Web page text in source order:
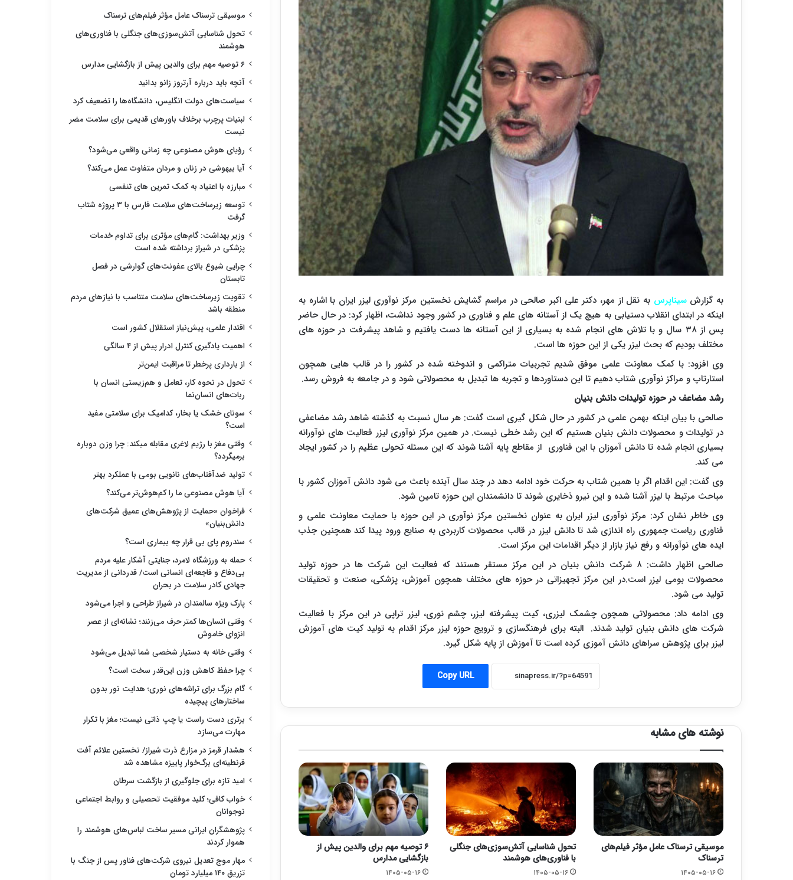
به گزارش سیناپرس به نقل از مهر، دکتر علی اکبر صالحی در مراسم گشایش نخستین مرکز نوآوری لیزر ایران با اشاره به
اینکه در ابتدای انقلاب دستیابی به هیچ یک از آستانه های علم و فناوری در کشور وجود نداشت، اظهار کرد: در حال حاضر
پس از ۳۸ سال و با تلاش های انجام شده به بسیاری از این آستانه ها دست یافتیم و شاهد پیشرفت در حوزه های
مختلف بودیم که بحث لیزر یکی از این حوزه ها است.
وی افزود: با کمک معاونت علمی موفق شدیم تجربیات متراکمی و اندوخته شده در کشور را در قالب هایی همچون
استارتاپ و مراکز نوآوری شتاب دهیم تا این دستاوردها و تجربه ها تبدیل به محصولاتی شود و در جامعه به فروش رسد.
رشد مضاعف در حوزه تولیدات دانش بنیان
صالحی با بیان اینکه بهمن علمی در کشور در حال شکل گیری است گفت: هر سال نسبت به گذشته شاهد رشد مضاعفی
در تولیدات و محصولات دانش بنیان هستیم که این رشد خطی نیست. در همین مرکز نوآوری لیزر فعالیت های نوآورانه
بسیاری انجام شده تا دانش آموزان با این فناوری از مقاطع پایه آشنا شوند که این مسئله تحولی عظیم را در کشور ایجاد
می کند.
وی گفت: این اقدام اگر با همین شتاب به حرکت خود ادامه دهد در چند سال آینده باعث می شود دانش آموزان کشور با
مباحث مرتبط با لیزر آشنا شده و این نیرو ذخایری شوند تا دانشمندان این حوزه تامین شود.
وی خاطر نشان کرد: مرکز نوآوری لیزر ایران به عنوان نخستین مرکز نوآوری در این حوزه با حمایت معاونت علمی و
فناوری ریاست جمهوری راه اندازی شد تا دانش لیزر در قالب محصولات کاربردی به صنایع ورود پیدا کند همچنین جذب
ایده های نوآورانه و رفع نیاز بازار از دیگر اقدامات این مرکز است.
صالحی اظهار داشت: ۸ شرکت دانش بنیان در این مرکز مستقر هستند که فعالیت این شرکت ها در حوزه تولید
محصولات بومی لیزر است.در این مرکز تجهیزاتی در حوزه های مختلف همچون آموزش، پزشکی، صنعت و تحقیقات
تولید می شود.
وی ادامه داد: محصولاتی همچون چشمک لیزری، کیت پیشرفته لیزر، چشم نوری، لیزر تراپی در این مرکز با فعالیت
شرکت های دانش بنیان تولید شدند. البته برای فرهنگسازی و ترویج حوزه لیزر مرکز اقدام به تولید کیت های آموزش
لیزر برای پژوهش سراهای دانش آموزی کرده است تا آموزش از پایه شکل گیرد.
Copy URL
نوشته های مشابه
موسیقی ترسناک عامل مؤثر فیلم‌های
ترسناک
۱۴۰۵-۰۵-۱۶
تحول شناسایی آتش‌سوزی‌های جنگلی
با فناوری‌های هوشمند
۱۴۰۵-۰۵-۱۶
۶ توصیه مهم برای والدین پیش از
بازگشایی مدارس
۱۴۰۵-۰۵-۱۶
موسیقی ترسناک عامل مؤثر فیلم‌های ترسناک
تحول شناسایی آتش‌سوزی‌های جنگلی با فناوری‌های
هوشمند
۶ توصیه مهم برای والدین پیش از بازگشایی مدارس
آنچه باید درباره آرتروز زانو بدانید
سیاست‌های دولت انگلیس، دانشگاه‌ها را تضعیف کرد
لبنیات پرچرب برخلاف باورهای قدیمی برای سلامت مضر
نیست
رؤیای هوش مصنوعی چه زمانی واقعی می‌شود؟
آیا بیهوشی در زنان و مردان متفاوت عمل می‌کند؟
مبارزه با اعتیاد به کمک تمرین های تنفسی
توسعه زیرساخت‌های سلامت فارس با ۳ پروژه شتاب
گرفت
وزیر بهداشت: گام‌های مؤثری برای تداوم خدمات
پزشکی در شیراز برداشته شده است
چرایی شیوع بالای عفونت‌های گوارشی در فصل
تابستان
تقویت زیرساخت‌های سلامت متناسب با نیازهای مردم
منطقه باشد
اقتدار علمی، پیش‌نیاز استقلال کشور است
اهمیت یادگیری کنترل ادرار پیش از ۴ سالگی
از بارداری پرخطر تا مراقبت ایمن‌تر
تحول در نحوه کار، تعامل و هم‌زیستی انسان با
ربات‌های انسان‌نما
سونای خشک یا بخار، کدامیک برای سلامتی مفید
است؟
وقتی مغز با رژیم لاغری مقابله میکند: چرا وزن دوباره
برمیگردد؟
تولید ضدآفتاب‌های نانویی بومی با عملکرد بهتر
آیا هوش مصنوعی ما را کم‌هوش‌تر می‌کند؟
فراخوان «حمایت از پژوهش‌های عمیق شرکت‌های
دانش‌بنیان»
سندروم پای بی قرار چه بیماری است؟
حمله به ورزشگاه لامرد، جنایتی آشکار علیه مردم
بی‌دفاع و فاجعه‌ای انسانی است/ قدردانی از مدیریت
جهادی کادر سلامت در بحران
پارک ویژه سالمندان در شیراز طراحی و اجرا می‌شود
وقتی انسان‌ها کمتر حرف می‌زنند؛ نشانه‌ای از عصر
انزوای خاموش
وقتی خانه به دستیار شخصی شما تبدیل می‌شود
چرا حفظ کاهش وزن این‌قدر سخت است؟
گام بزرگ برای تراشه‌های نوری؛ هدایت نور بدون
ساختارهای پیچیده
برتری دست راست یا چپ ذاتی نیست؛ مغز با تکرار
مهارت می‌سازد
هشدار قرمز در مزارع ذرت شیراز/ نخستین علائم آفت
قرنطینه‌ای برگ‌خوار پاییزه مشاهده شد
امید تازه برای جلوگیری از بازگشت سرطان
خواب کافی؛ کلید موفقیت تحصیلی و روابط اجتماعی
نوجوانان
پژوهشگران ایرانی مسیر ساخت لباس‌های هوشمند را
هموار کردند
مهار موج تعدیل نیروی شرکت‌های فناور پس از جنگ با
تزریق ۱۴۰ میلیارد تومان